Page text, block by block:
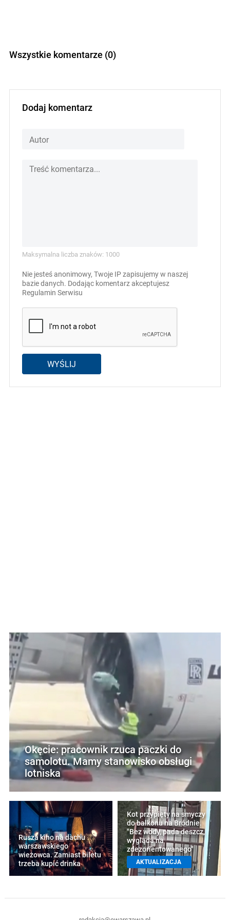
Wszystkie komentarze (0)
Dodaj komentarz
Maksymalna liczba znaków: 1000
Nie jesteś anonimowy, Twoje IP zapisujemy w naszej
bazie danych. Dodając komentarz akceptujesz
Regulamin Serwisu
WYŚLIJ
Okęcie: pracownik rzuca paczki do
samolotu. Mamy stanowisko obsługi
lotniska
Rusza kino na dachu
warszawskiego
wieżowca. Zamiast biletu
trzeba kupić drinka
Kot przypięty na smyczy
do balkonu na Bródnie.
"Bez wody, pada deszcz,
wygląda na
zdezorientowanego"
AKTUALIZACJA